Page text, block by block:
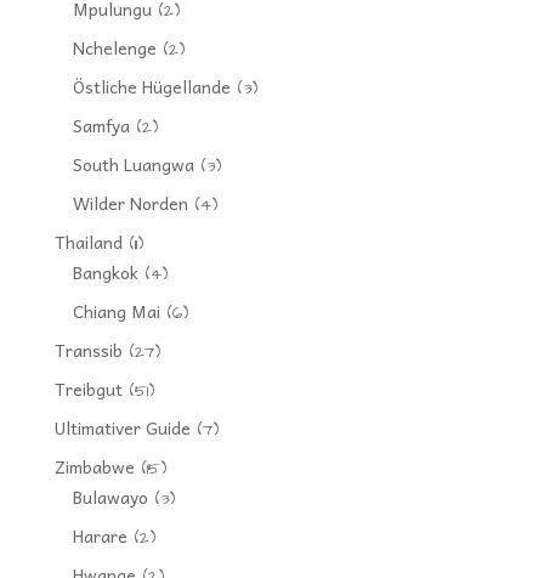
Mpulungu(2)
Nchelenge (2)
Östliche Hügellande (3)
Samfya(2)
South Luangwa(3)
Wilder Norden (4)
Thailand(11)
Bangkok(4)
Chiang Mai (6)
Transsib (27)
Treibgut(51)
Ultimativer Guide (7)
Zimbabwe (15)
Bulawayo (3)
Harare (2)